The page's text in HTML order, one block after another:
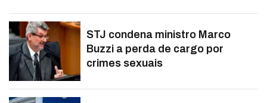
STJ condena ministro Marco
Buzzi a perda de cargo por
crimes sexuais